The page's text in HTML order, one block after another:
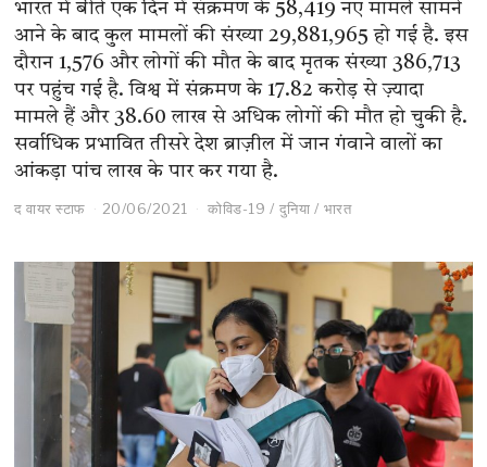
भारत में बीते एक दिन में संक्रमण के 58,419 नए मामले सामने
आने के बाद कुल मामलों की संख्या 29,881,965 हो गई है. इस
दौरान 1,576 और लोगों की मौत के बाद मृतक संख्या 386,713
पर पहुंच गई है. विश्व में संक्रमण के 17.82 करोड़ से ज़्यादा
मामले हैं और 38.60 लाख से अधिक लोगों की मौत हो चुकी है.
सर्वाधिक प्रभावित तीसरे देश ब्राज़ील में जान गंवाने वालों का
आंकड़ा पांच लाख के पार कर गया है.
द वायर स्टाफ 20/06/2021 कोविड-19 / दुनिया / भारत